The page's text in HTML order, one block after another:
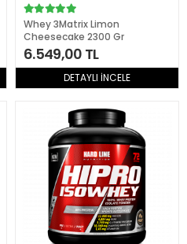
Whey 3Matrix Limon
Cheesecake 2300 Gr
6.549,00 TL
DETAYLI İNCELE